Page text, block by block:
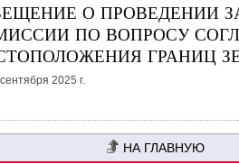
О ПРОВЕДЕНИИ
ПО ВОПРОСУ
ГРАНИЦ
2025 г.
НА ГЛАВНУЮ